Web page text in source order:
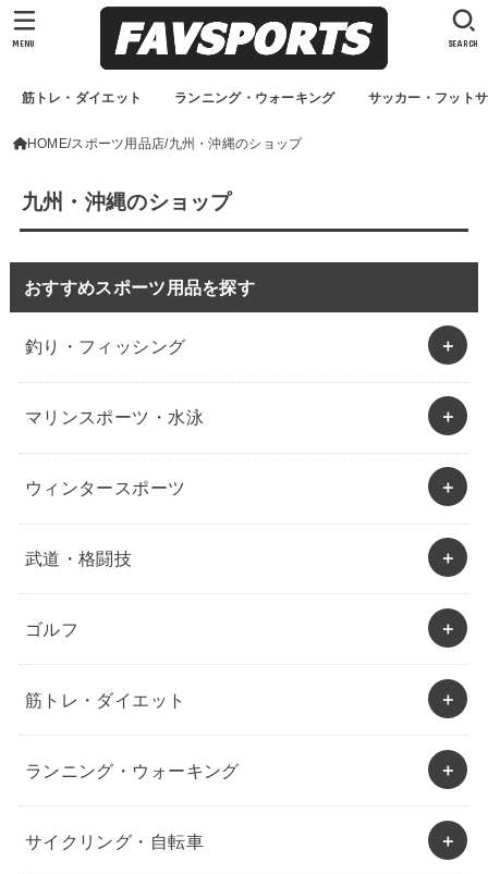
筋トレ・ダイエット ランニング・ウォーキング サッカー・フット
SEARCH
MENU
HOME スポーツ用品店 九州・沖縄のショップ
九州・沖縄のショップ
おすすめスポーツ用品を探す
釣り・フィッシング
マリンスポーツ・水泳
ウィンタースポーツ
武道・格闘技
ゴルフ
筋トレ・ダイエット
ランニング・ウォーキング
サイクリング・自転車